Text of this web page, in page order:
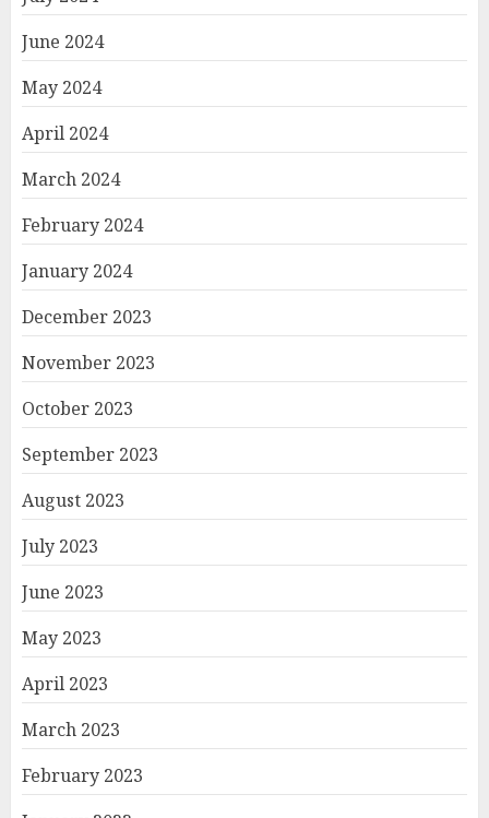
June 2024
May 2024
April 2024
March 2024
February 2024
January 2024
December 2023
November 2023
October 2023
September 2023
August 2023
July 2023
June 2023
May 2023
April 2023
March 2023
February 2023